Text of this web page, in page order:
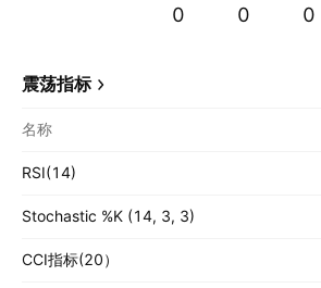
0 0 0
震荡指标
名称
RSI(14)
Stochastic %K (14, 3, 3)
CCI指标(20）